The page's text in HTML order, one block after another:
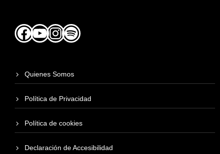
Facebook
YouTubeInstagram
Spotify
Quienes Somos
Política de Privacidad
Política de cookies
Declaración de Accesibilidad